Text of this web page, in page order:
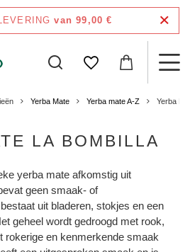
van 99,00 €
Yerba Mate Yerba mate A-Z Yerba
LA BOMBILLA
yerba mate afkomstig uit
geen smaak- of
uit bladeren, stokjes en een
geheel wordt gedroogd met rook,
rokerige en kenmerkende smaak